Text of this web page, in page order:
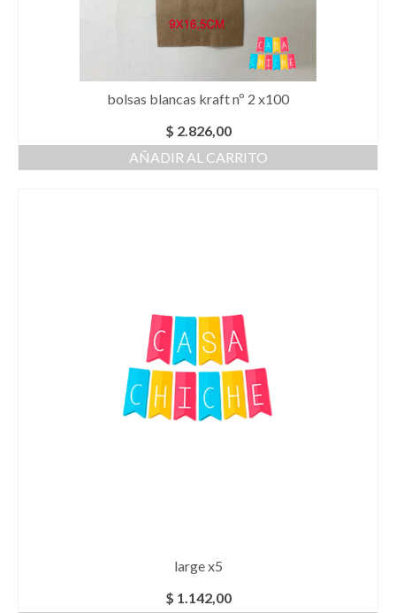
bolsas blancas kraft nº 2 x100
$ 2.826,00
AÑADIR AL CARRITO
large x5
$ 1.142,00